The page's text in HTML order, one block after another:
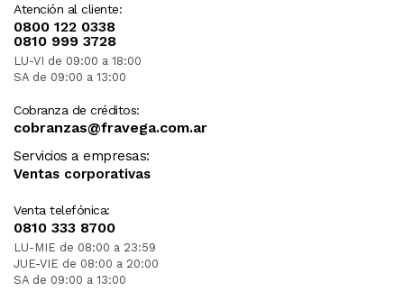
Atención al cliente:
0800 122 0338
0810 999 3728
LU-VI de 09:00 a 18:00
SA de 09:00 a 13:00
Cobranza de créditos:
cobranzas@fravega.com.ar
Servicios a empresas:
Ventas corporativas
Venta telefónica:
0810 333 8700
LU-MIE de 08:00 a 23:59
JUE-VIE de 08:00 a 20:00
SA de 09:00 a 13:00